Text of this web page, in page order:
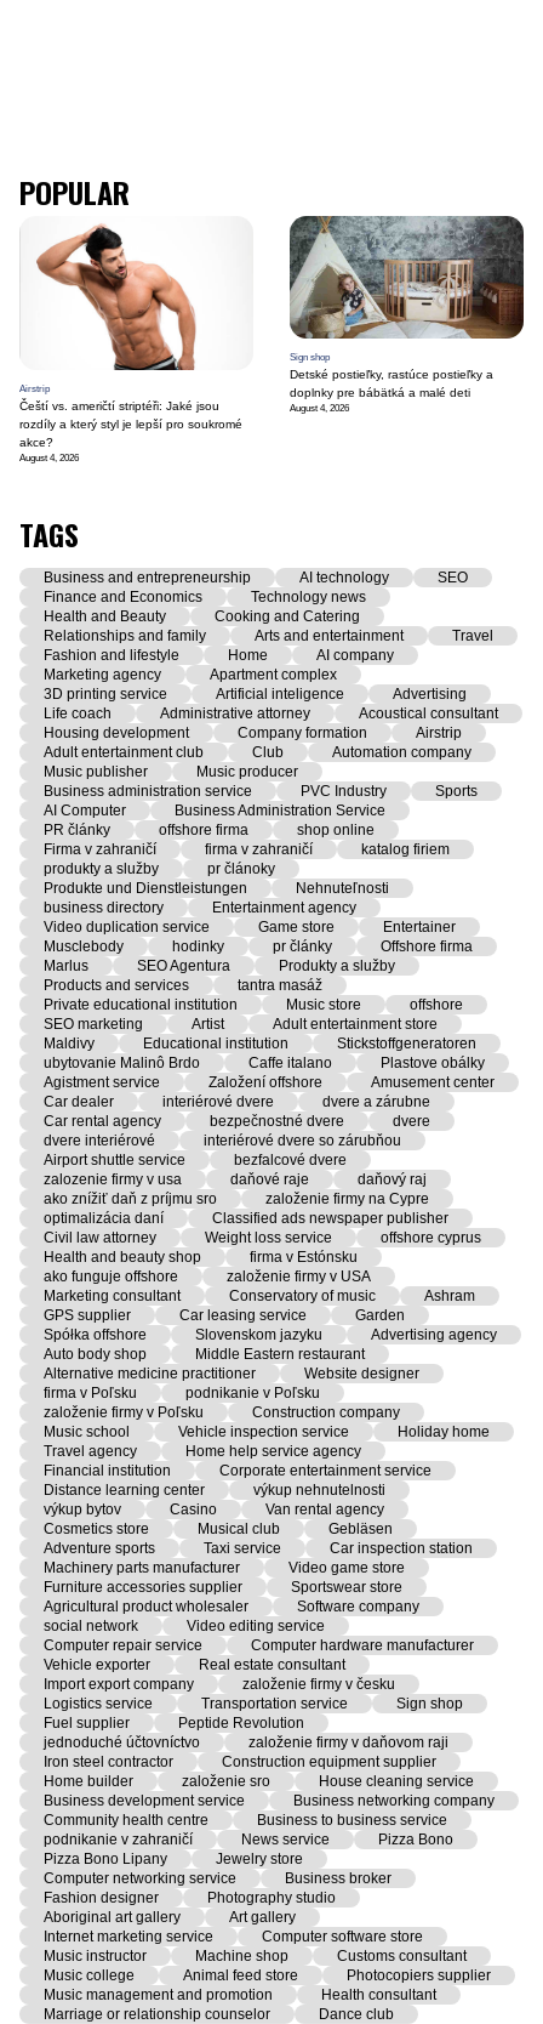
POPULAR
Airstrip
Čeští vs. američtí striptéři: Jaké jsou
rozdíly a který styl je lepší pro soukromé
akce?
August 4, 2026
Sign shop
Detské postieľky, rastúce postieľky a
doplnky pre bábätká a malé deti
August 4, 2026
TAGS
Business and entrepreneurship AI technology
SEO
Finance and Economics
Technology news
Health and Beauty
Cooking and Catering
Relationships and family
Arts and entertainment
Travel
Fashion and lifestyle
Home
AI company
Marketing agency
Apartment complex
3D printing service
Artificial inteligence
Advertising
Life coach
Administrative attorney
Acoustical consultant
Housing development
Company formation
Airstrip
Adult entertainment club
Club
Automation company
Music publisher
Music producer
Business administration service
PVC Industry
Sports
AI Computer
Business Administration Service
PR články
offshore firma
shop online
Firma v zahraničí
firma v zahraničí
katalog firiem
produkty a služby
pr článoky
Produkte und Dienstleistungen
Nehnuteľnosti
business directory
Entertainment agency
Video duplication service
Game store
Entertainer
Musclebody
hodinky pr články
Offshore firma
Marlus
SEO Agentura
Produkty a služby
Products and services
tantra masáž
Private educational institution
Music store
offshore
SEO marketing
Artist
Adult entertainment store
Maldivy
Educational institution
Stickstoffgeneratoren
ubytovanie Malinô Brdo
Caffe italano
Plastove obálky
Agistment service
Založení offshore
Amusement center
Car dealer
interiérové dvere
dvere a zárubne
Car rental agency
bezpečnostné dvere
dvere
dvere interiérové
interiérové dvere so zárubňou
Airport shuttle service
bezfalcové dvere
zalozenie firmy v usa
daňové raje
daňový raj
ako znížiť daň z príjmu sro
založenie firmy na Cypre
optimalizácia daní
Classified ads newspaper publisher
Civil law attorney
Weight loss service
offshore cyprus
Health and beauty shop
firma v Estónsku
ako funguje offshore
založenie firmy v USA
Marketing consultant
Conservatory of music
Ashram
GPS supplier
Car leasing service
Garden
Spółka offshore
Slovenskom jazyku
Advertising agency
Auto body shop
Middle Eastern restaurant
Alternative medicine practitioner
Website designer
firma v Poľsku
podnikanie v Poľsku
založenie firmy v Poľsku
Construction company
Music school
Vehicle inspection service
Holiday home
Travel agency
Home help service agency
Financial institution
Corporate entertainment service
Distance learning center
výkup nehnutelnosti
výkup bytov
Casino
Van rental agency
Cosmetics store
Musical club
Gebläsen
Adventure sports
Taxi service
Car inspection station
Machinery parts manufacturer
Video game store
Furniture accessories supplier
Sportswear store
Agricultural product wholesaler
Software company
social network
Video editing service
Computer repair service
Computer hardware manufacturer
Vehicle exporter
Real estate consultant
Import export company
založenie firmy v česku
Logistics service
Transportation service
Sign shop
Fuel supplier
Peptide Revolution
jednoduché účtovníctvo
založenie firmy v daňovom raji
Iron steel contractor
Construction equipment supplier
Home builder
založenie sro
House cleaning service
Business development service
Business networking company
Community health centre
Business to business service
podnikanie v zahraničí
News service
Pizza Bono
Pizza Bono Lipany
Jewelry store
Computer networking service
Business broker
Fashion designer
Photography studio
Aboriginal art gallery
Art gallery
Internet marketing service
Computer software store
Music instructor
Machine shop
Customs consultant
Music college
Animal feed store
Photocopiers supplier
Music management and promotion
Health consultant
Marriage or relationship counselor
Dance club